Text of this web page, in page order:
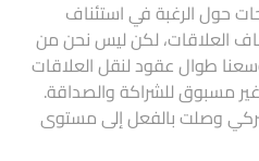
حول الرغبة في استئناف
العلاقات، لكن ليس نحن من
طوال عقود لنقل العلاقات
مسبوق للشراكة والصداقة.
وصلت بالفعل إلى مستوى